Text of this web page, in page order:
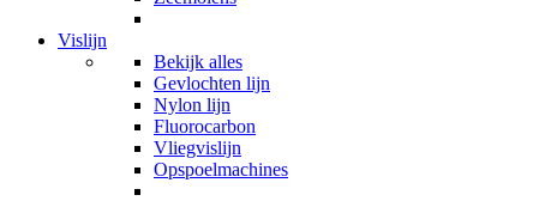
Vislijn
Bekijk alles
Gevlochten lijn
Nylon lijn
Fluorocarbon
Vliegvislijn
Opspoelmachines